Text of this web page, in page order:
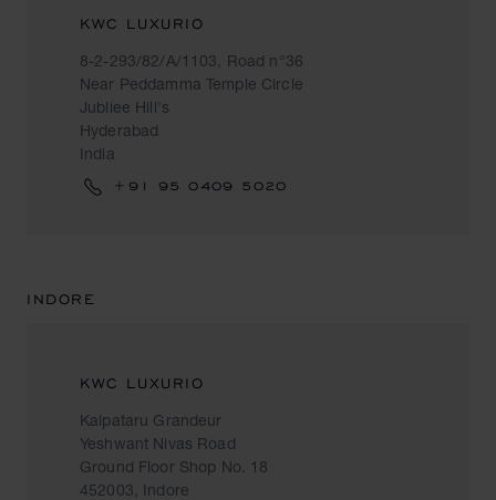
KWC LUXURIO
8-2-293/82/A/1103, Road n°36
Near Peddamma Temple Circle
Jubliee Hill's
Hyderabad
India
+91 95 0409 5020
INDORE
KWC LUXURIO
Kalpataru Grandeur
Yeshwant Nivas Road
Ground Floor Shop No. 18
452003, Indore